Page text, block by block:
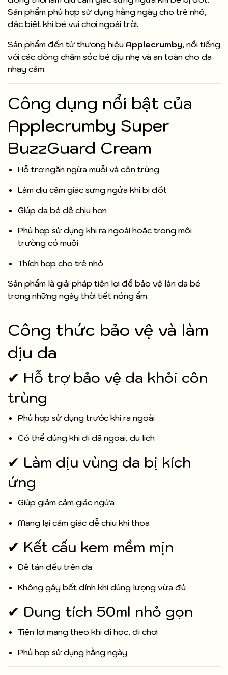
Sản phẩm phù hợp sử dụng hằng ngày cho trẻ nhỏ,
đặc biệt khi bé vui chơi ngoài trời.
Sản phẩm đến từ thương hiệu Applecrumby, nổi tiếng
với các dòng chăm sóc bé dịu nhẹ và an toàn cho da
nhạy cảm.
Công dụng nổi bật của
Applecrumby Super
BuzzGuard Cream
Hỗ trợ ngăn ngừa muỗi và côn trùng
Làm dịu cảm giác sưng ngứa khi bị đốt
Giúp da bé dễ chịu hơn
Phù hợp sử dụng khi ra ngoài hoặc trong môi
trường có muỗi
Thích hợp cho trẻ nhỏ
Sản phẩm là giải pháp tiện lợi để bảo vệ làn da bé
trong những ngày thời tiết nóng ẩm.
Công thức bảo vệ và làm
dịu da
✔ Hỗ trợ bảo vệ da khỏi côn
trùng
Phù hợp sử dụng trước khi ra ngoài
Có thể dùng khi đi dã ngoại, du lịch
✔ Làm dịu vùng da bị kích
ứng
Giúp giảm cảm giác ngứa
Mang lại cảm giác dễ chịu khi thoa
✔ Kết cấu kem mềm mịn
Dễ tán đều trên da
Không gây bết dính khi dùng lượng vừa đủ
✔ Dung tích 50ml nhỏ gọn
Tiện lợi mang theo khi đi học, đi chơi
Phù hợp sử dụng hằng ngày